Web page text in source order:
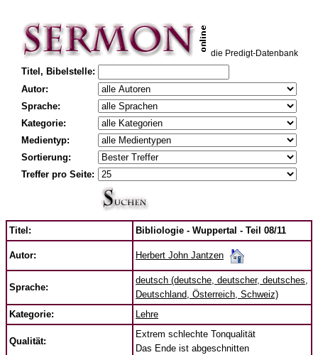
die Predigt-Datenbank
Titel, Bibelstelle:
Autor:
Sprache:
Kategorie:
Medientyp:
Sortierung:
Treffer pro Seite:
Titel: Bibliologie - Wuppertal - Teil 08/11
Autor: Herbert John Jantzen
Sprache:
deutsch (deutsche, deutscher, deutsches,
Deutschland, Österreich, Schweiz)
Kategorie:
Lehre
Qualität:
Extrem schlechte Tonqualität
Das Ende ist abgeschnitten